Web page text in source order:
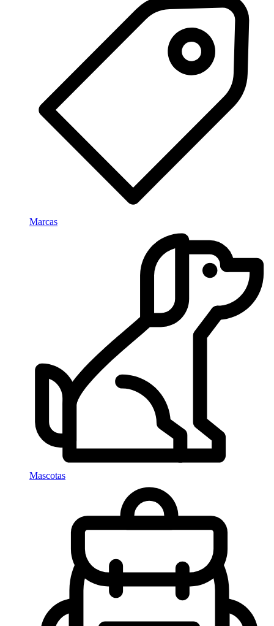
Marcas
Mascotas